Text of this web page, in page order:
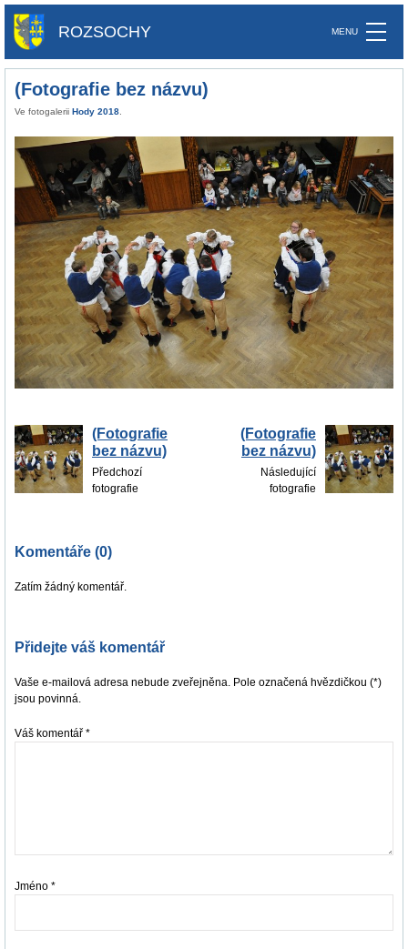
ROZSOCHY
(Fotografie bez názvu)
Ve fotogalerii Hody 2018
(Fotografie
bez názvu)
Předchozí
fotografie
(Fotografie
bez názvu)
Následující
fotografie
Komentáře (0)
Zatím žádný komentář.
Přidejte váš komentář
Vaše e-mailová adresa nebude zveřejněna. Pole označená hvězdičkou (*)
jsou povinná.
Váš komentář *
Jméno *